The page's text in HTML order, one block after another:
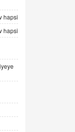
hapsi
hapsi